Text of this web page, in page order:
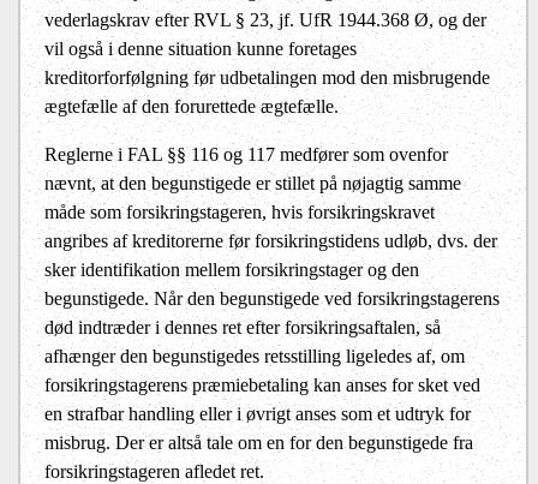
vederlagskrav efter RVL § 23, jf. UfR 1944.368 Ø, og der
vil også i denne situation kunne foretages
kreditorforfølgning før udbetalingen mod den misbrugende
ægtefælle af den forurettede ægtefælle.
Reglerne i FAL §§ 116 og 117 medfører som ovenfor
nævnt, at den begunstigede er stillet på nøjagtig samme
måde som forsikringstageren, hvis forsikringskravet
angribes af kreditorerne før forsikringstidens udløb, dvs. der
sker identifikation mellem forsikringstager og den
begunstigede. Når den begunstigede ved forsikringstagerens
død indtræder i dennes ret efter forsikringsaftalen, så
afhænger den begunstigedes retsstilling ligeledes af, om
forsikringstagerens præmiebetaling kan anses for sket ved
en strafbar handling eller i øvrigt anses som et udtryk for
misbrug. Der er altså tale om en for den begunstigede fra
forsikringstageren afledet ret.